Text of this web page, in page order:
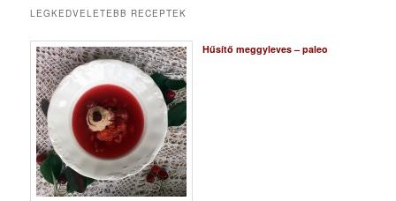
LEGKEDVELETEBB RECEPTEK
Hűsítő meggyleves – paleo